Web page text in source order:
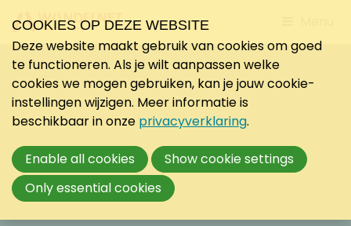
to
COOKIES OP DEZE WEBSITE
Deze website maakt gebruik van cookies om goed
te functioneren. Als je wilt aanpassen welke
cookies we mogen gebruiken, kan je jouw cookie-
instellingen wijzigen. Meer informatie is
beschikbaar in onze privacyverklaring.
Enable all cookies
Show cookie settings
Only essential cookies